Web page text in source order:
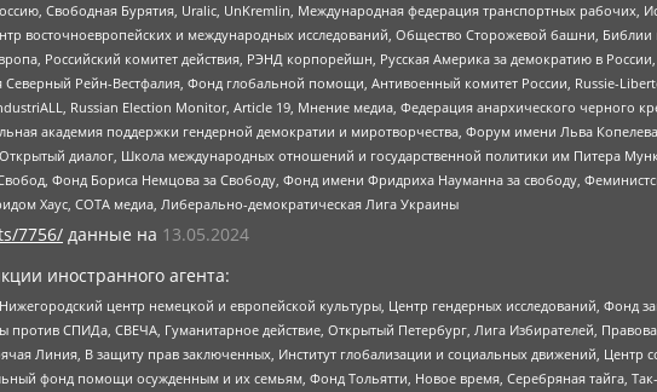
Свободная Бурятия, Uralic, UnKremlin, Международная федерация транспортных рабочих,
восточноевропейских и международных исследований, Общество Сторожевой башни, Библии
Российский комитет действия, РЭНД корпорейшн, Русская Америка за демократию в
Рейн-Вестфалия, Фонд глобальной помощи, Антивоенный комитет России, Russie-
Russian Election Monitor, Article 19, Мнение медиа, Федерация анархического черного
академия поддержки гендерной демократии и миротворчества, Форум имени Льва
диалог, Школа международных отношений и государственной политики им Питера
Фонд Бориса Немцова за Свободу, Фонд имени Фридриха Науманна за свободу,
Хаус, СОТА медиа, Либерально-демократическая Лига Украины
7756/ данные на 13.05.2024
иностранного агента:
центр немецкой и европейской культуры, Центр гендерных исследований, Фонд
СПИДа, СВЕЧА, Гуманитарное действие, Открытый Петербург, Лига Избирателей,
Линия, В защиту прав заключенных, Институт глобализации и социальных движений,
фонд помощи осужденным и их семьям, Фонд Тольятти, Новое время, Серебряная тайга,